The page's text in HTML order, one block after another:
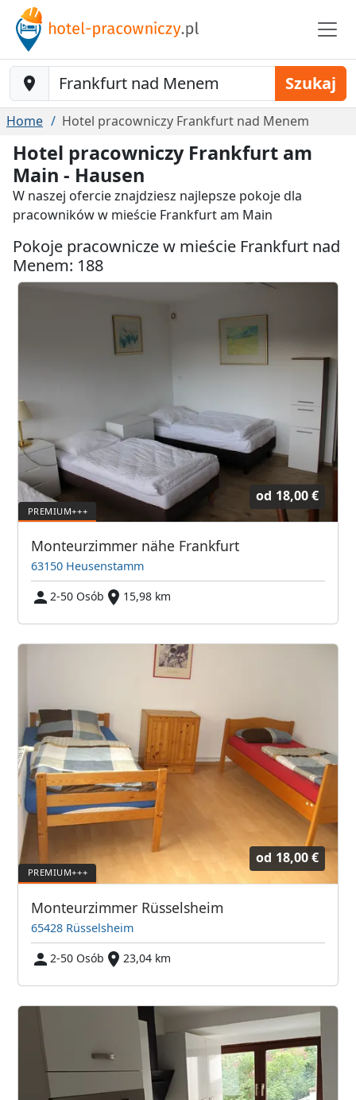
Baustelle-Location Szukaj
Home Hotel pracowniczy Frankfurt nad Menem
Hotel pracowniczy Frankfurt am
Main - Hausen
W naszej ofercie znajdziesz najlepsze pokoje dla
pracowników w mieście Frankfurt am Main
Pokoje pracownicze w mieście Frankfurt nad
Menem: 188
od 18,00 €
Monteurzimmer nähe Frankfurt
63150 Heusenstamm
2-50 Osób
15,98 km
od 18,00 €
Monteurzimmer Rüsselsheim
65428 Rüsselsheim
2-50 Osób
23,04 km